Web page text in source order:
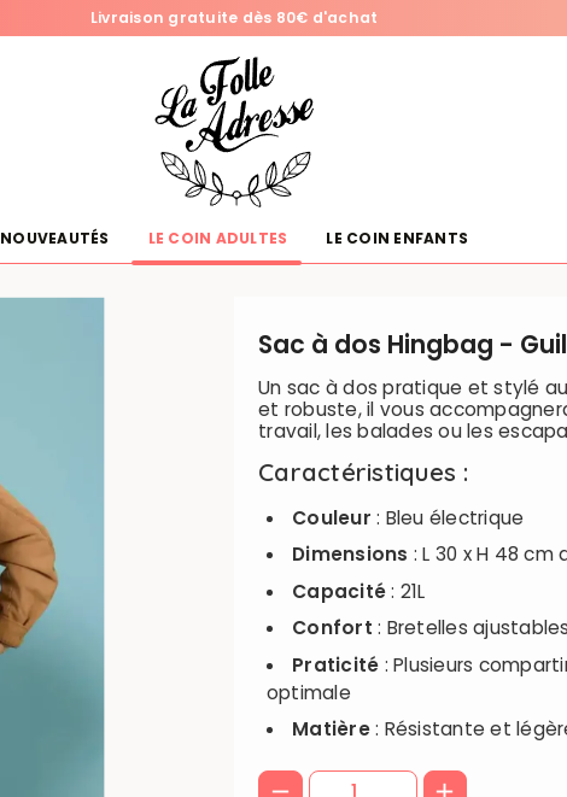
Livraison gratuite dès 80€ d'achat
NOUVEAUTÉS LE COIN ADULTES LE COIN ENFANTS
Sac à dos Hingbag -
Un sac à dos pratique et stylé
et robuste, il vous
travail, les balades ou les
Caractéristiques :
Couleur : Bleu électrique
Dimensions : L 30 x H 48
Capacité: 21L
Confort : Bretelles
Praticité : Plusieurs
optimale
Matière: Résistante et